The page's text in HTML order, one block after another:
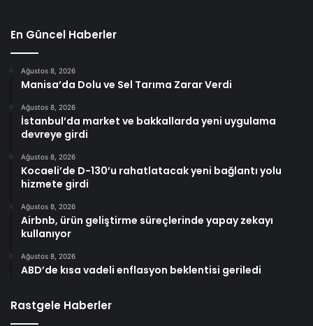
En Güncel Haberler
Ağustos 8, 2026
Manisa’da Dolu ve Sel Tarıma Zarar Verdi
Ağustos 8, 2026
İstanbul’da market ve bakkallarda yeni uygulama
devreye girdi
Ağustos 8, 2026
Kocaeli’de D-130’u rahatlatacak yeni bağlantı yolu
hizmete girdi
Ağustos 8, 2026
Airbnb, ürün geliştirme süreçlerinde yapay zekayı
kullanıyor
Ağustos 8, 2026
ABD’de kısa vadeli enflasyon beklentisi geriledi
Rastgele Haberler